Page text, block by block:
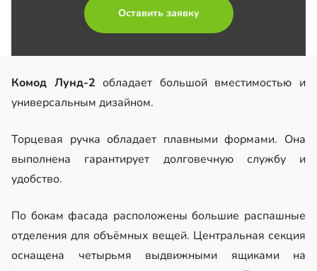
Оставить заявку
Комод Лунд-2 обладает большой вместимостью и
универсальным дизайном.
Торцевая ручка обладает плавными формами. Она
выполнена гарантирует долговечную службу и
удобство.
По бокам фасада расположены большие распашные
отделения для объёмных вещей. Центральная секция
оснащена четырьмя выдвижными ящиками на